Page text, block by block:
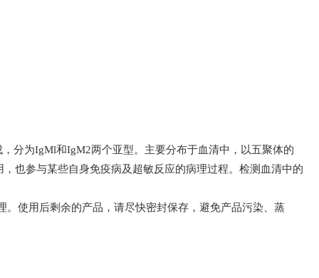
分为IgMl和IgM2两个亚型。主要分布于血清中，以五聚体的
也参与某些自身免疫病及超敏反应的病理过程。检测血清中的
使用后剩余的产品，请尽快密封保存，避免产品污染、蒸